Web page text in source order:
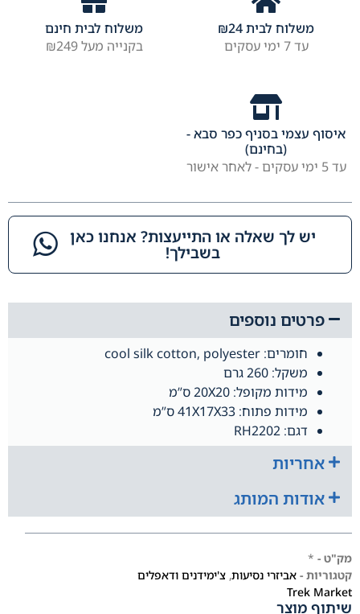
פרטים נוספים
חומרים: cool silk cotton, polyester
משקל: 260 גרם
מידות מקופל: 20X20 ס”מ
מידות פתוח: 41X17X33 ס”מ
דגם: RH2202
אחריות
אודות המותג
מק"ט - *
קטגוריות - אביזרי נסיעות, צ'ימידנים ודאפלים
Trek Market
שיתוף מוצר
משלוח לבית ₪24
עד 7 ימי עסקים
משלוח לבית חינם
בקנייה מעל ₪249
איסוף עצמי בסניף כפר סבא -
(בחינם)
עד 5 ימי עסקים - לאחר אישור
יש לך שאלה או התייעצות? אנחנו כאן
בשבילך!​